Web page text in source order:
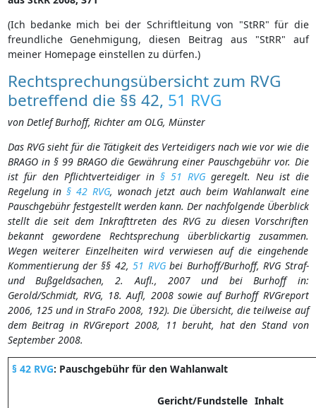
(Ich bedanke mich bei der Schriftleitung von "StRR" für die
freundliche Genehmigung, diesen Beitrag aus "StRR" auf
meiner Homepage einstellen zu dürfen.)
Rechtsprechungsübersicht zum RVG
betreffend die §§ 42, 51 RVG
von Detlef Burhoff, Richter am OLG, Münster
Das RVG sieht für die Tätigkeit des Verteidigers nach wie vor wie die
BRAGO in § 99 BRAGO die Gewährung einer Pauschgebühr vor. Die
ist für den Pflichtverteidiger in § 51 RVGgeregelt. Neu ist die
Regelung in§ 42 RVG, wonach jetzt auch beim Wahlanwalt eine
Pauschgebühr festgestellt werden kann. Der nachfolgende Überblick
stellt die seit dem Inkrafttreten des RVG zu diesen Vorschriften
bekannt gewordene Rechtsprechung überblickartig zusammen.
Wegen weiterer Einzelheiten wird verwiesen auf die eingehende
Kommentierung der §§ 42,51 RVGbei Burhoff/Burhoff, RVG Straf-
und Bußgeldsachen, 2. Aufl., 2007 und bei Burhoff in:
Gerold/Schmidt, RVG, 18. Aufl, 2008 sowie auf Burhoff RVGreport
2006, 125 und in StraFo 2008, 192). Die Übersicht, die teilweise auf
dem Beitrag in RVGreport 2008, 11 beruht, hat den Stand von
September 2008.
§ 42 RVG: Pauschgebühr für den Wahlanwalt
Gericht/Fundstelle Inhalt